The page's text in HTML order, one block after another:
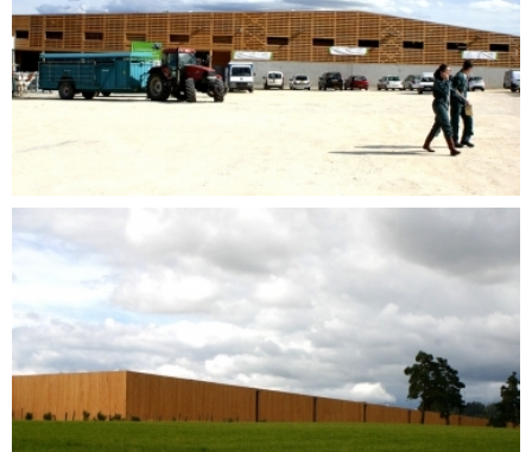
CONTACTO
OFERTA